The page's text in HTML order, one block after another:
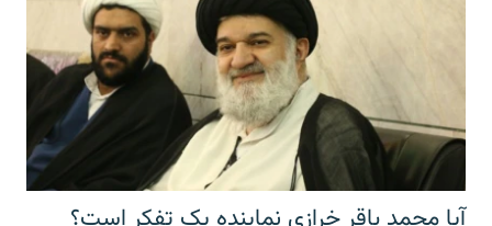
آیا محمد باقر خرازی نماینده یک تفکر است؟